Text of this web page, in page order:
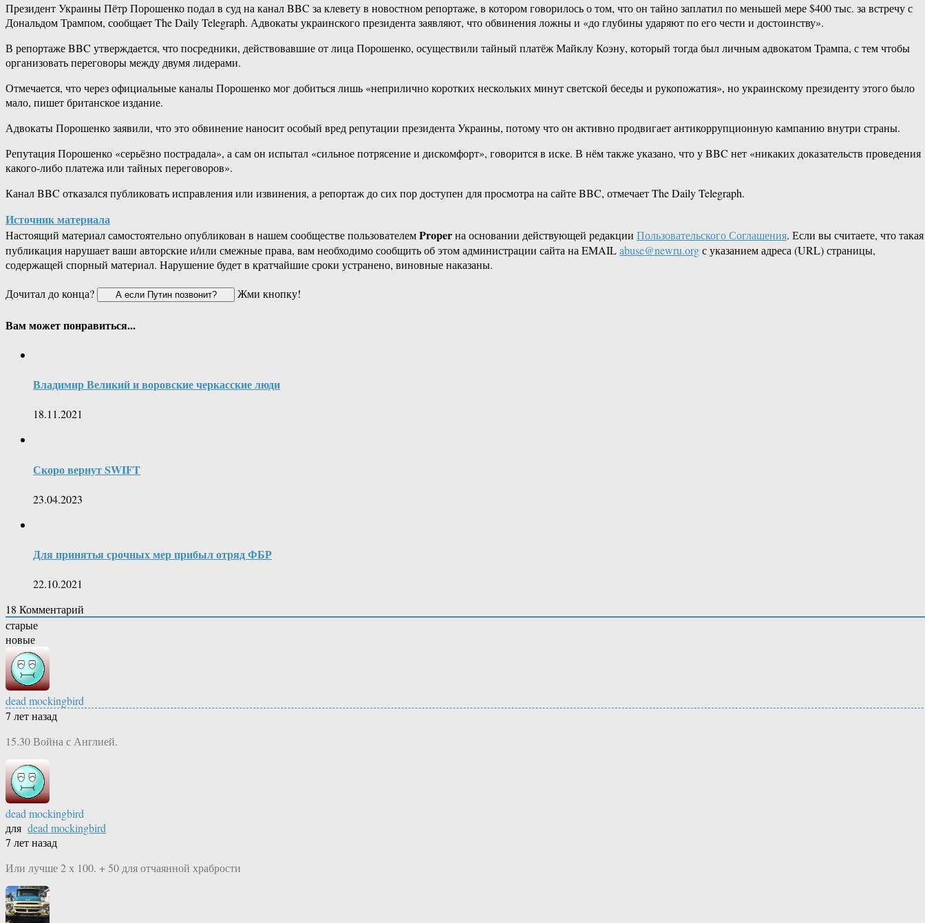
Президент Украины Пётр Порошенко подал в суд на канал BBC за клевету в новостном репортаже, в котором говорилось о том, что он тайно заплатил по меньшей мере $400 тыс. за встречу с
Дональдом Трампом, сообщает The Daily Telegraph. Адвокаты украинского президента заявляют, что обвинения ложны и «до глубины ударяют по его чести и достоинству».
В репортаже BBC утверждается, что посредники, действовавшие от лица Порошенко, осуществили тайный платёж Майклу Коэну, который тогда был личным адвокатом Трампа, с тем чтобы
организовать переговоры между двумя лидерами.
Отмечается, что через официальные каналы Порошенко мог добиться лишь «неприлично коротких нескольких минут светской беседы и рукопожатия», но украинскому президенту этого было
мало, пишет британское издание.
Адвокаты Порошенко заявили, что это обвинение наносит особый вред репутации президента Украины, потому что он активно продвигает антикоррупционную кампанию внутри страны.
Репутация Порошенко «серьёзно пострадала», а сам он испытал «сильное потрясение и дискомфорт», говорится в иске. В нём также указано, что у BBC нет «никаких доказательств проведения
какого-либо платежа или тайных переговоров».
Канал BBC отказался публиковать исправления или извинения, а репортаж до сих пор доступен для просмотра на сайте BBC, отмечает The Daily Telegraph.
Источник материала
Настоящий материал самостоятельно опубликован в нашем сообществе пользователемProperна основании действующей редакции Пользовательского Соглашения. Если вы считаете, что такая
публикация нарушает ваши авторские и/или смежные права, вам необходимо сообщить об этом администрации сайта на EMAILabuse@newru.orgс указанием адреса (URL) страницы,
содержащей спорный материал. Нарушение будет в кратчайшие сроки устранено, виновные наказаны.
Дочитал до конца?
Жми кнопку!
Вам может понравиться...
Владимир Великий и воровские черкасские люди
18.11.2021
Скоро вернут SWIFT
23.04.2023
Для принятья срочных мер прибыл отряд ФБР
22.10.2021
18 Комментарий
старые
новые
dead mockingbird
7 лет назад
15.30 Война с Англией.
dead mockingbird
для dead mockingbird
7 лет назад
Или лучше 2 х 100. + 50 для отчаянной храбрости